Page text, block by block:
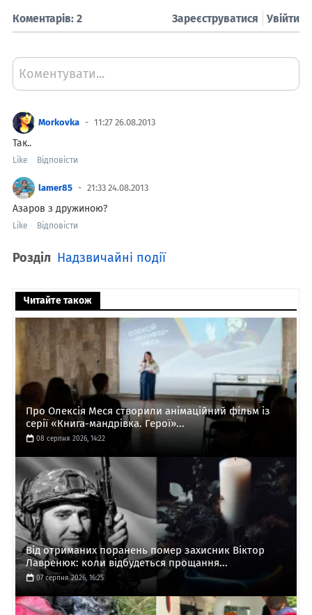
Коментарів: 2 Увійти
Зареєструватися
Коментувати...
Morkovka 11:27 26.08.2013
Так..
Like Відповісти
lamer85 21:33 24.08.2013
Азаров з дружиною?
Like Відповісти
Розділ Надзвичайні події
Читайте також
Про Олексія Меся створили анімаційний фільм із
серії «Книга-мандрівка. Герої»...
08 серпня 2026, 14:22
Від отриманих поранень помер захисник Віктор
Лавренюк: коли відбудеться прощання...
07 серпня 2026, 16:25